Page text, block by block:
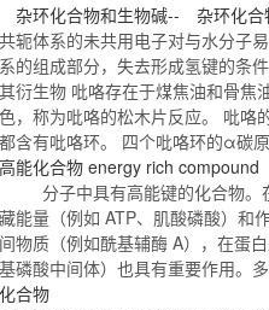
杂环化合物和生物碱-- 杂环化合
共轭体系的未共用电子对与水分子
系的组成部分，失去形成氢键的条
其衍生物 吡咯存在于煤焦油和骨
色，称为吡咯的松木片反应。 吡咯
都含有吡咯环。 四个吡咯环的α碳
高能化合物 energy rich compound
分子中具有高能键的化合物。
藏能量（例如 ATP、肌酸磷酸）和
间物质（例如酰基辅酶 A），在蛋
基磷酸中间体）也具有重要作用。
化合物